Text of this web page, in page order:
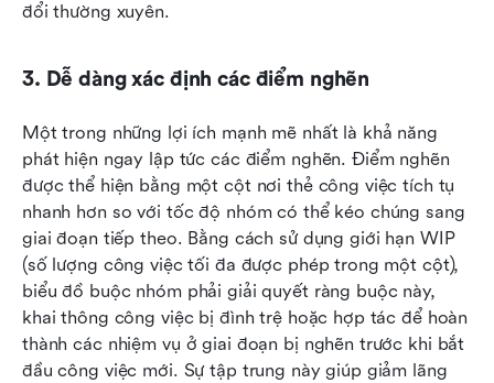
đổi thường xuyên.
3. Dễ dàng xác định các điểm nghẽn
Một trong những lợi ích mạnh mẽ nhất là khả năng
phát hiện ngay lập tức các điểm nghẽn. Điểm nghẽn
được thể hiện bằng một cột nơi thẻ công việc tích tụ
nhanh hơn so với tốc độ nhóm có thể kéo chúng sang
giai đoạn tiếp theo. Bằng cách sử dụng giới hạn WIP
(số lượng công việc tối đa được phép trong một cột),
biểu đồ buộc nhóm phải giải quyết ràng buộc này,
khai thông công việc bị đình trệ hoặc hợp tác để hoàn
thành các nhiệm vụ ở giai đoạn bị nghẽn trước khi bắt
đầu công việc mới. Sự tập trung này giúp giảm lãng